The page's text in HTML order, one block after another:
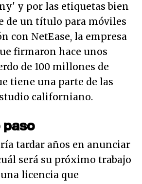
y por las etiquetas bien
de un título para móviles
con NetEase, la empresa
firmaron hace unos
de 100 millones de
tiene una parte de las
californiano.
paso
tardar años en anunciar
será su próximo trabajo
licencia que